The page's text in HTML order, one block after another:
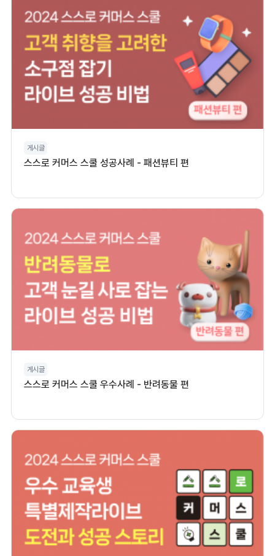
게시글
스스로 커머스 스쿨 성공사례 - 패션뷰티 편
게시글
스스로 커머스 스쿨 우수사례 - 반려동물 편